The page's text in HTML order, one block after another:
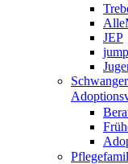
JEP
jump